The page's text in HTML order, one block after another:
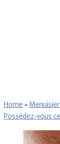
Home»
Possédez-vous